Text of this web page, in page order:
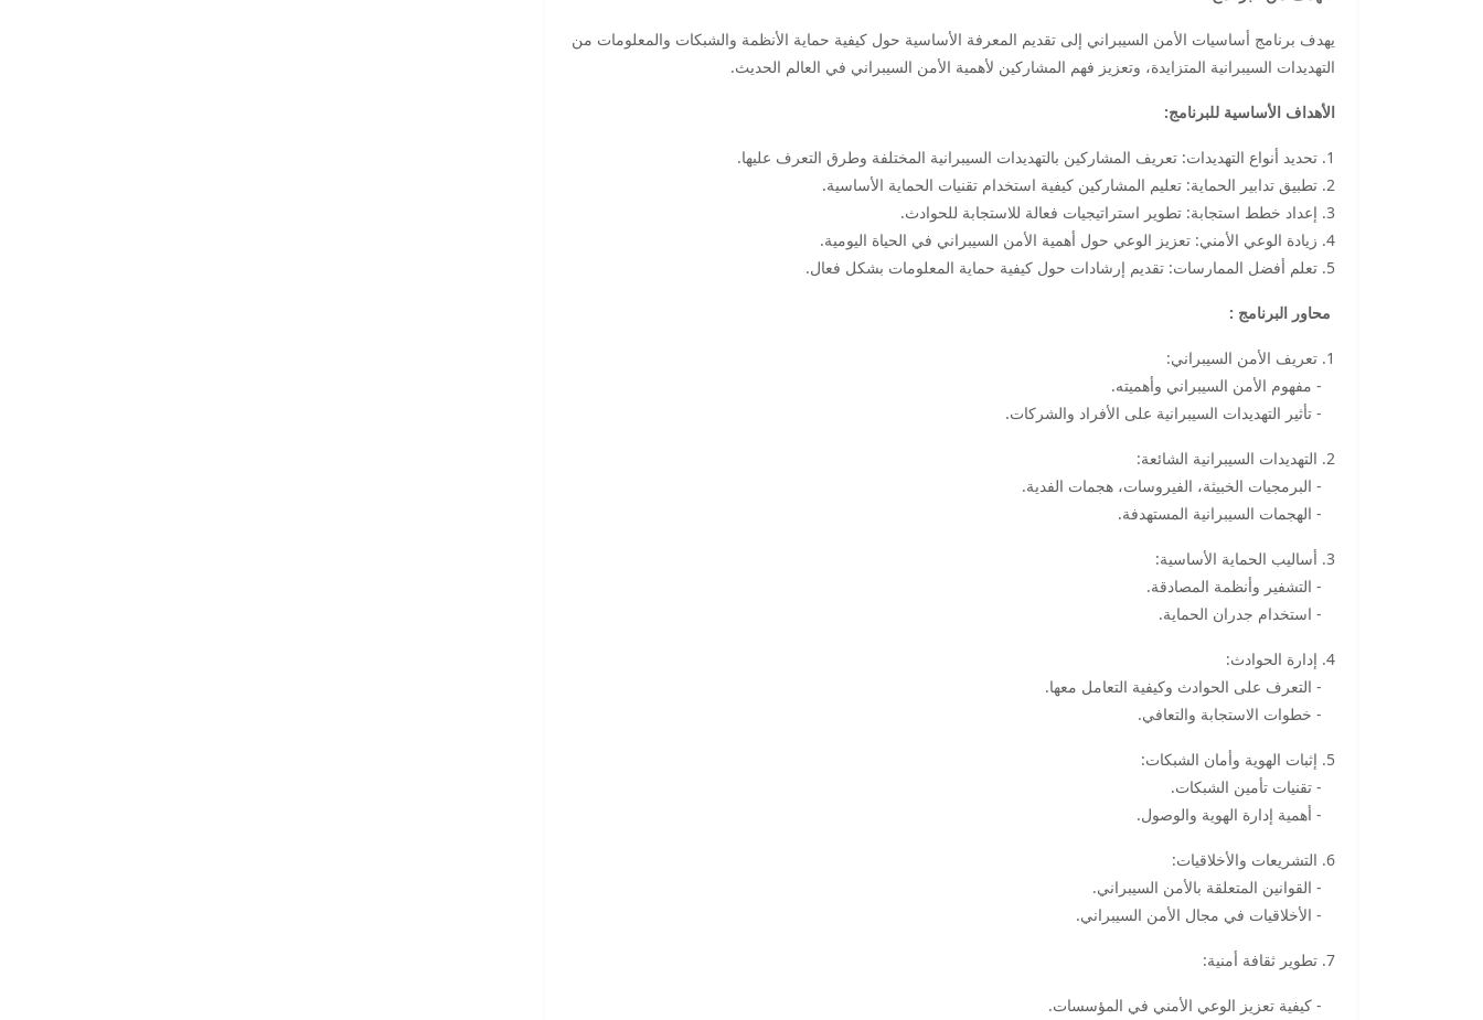
يهدف برنامج أساسيات الأمن السيبراني إلى تقديم المعرفة الأساسية حول كيفية حماية الأنظمة والشبكات والمعلومات من
التهديدات السيبرانية المتزايدة، وتعزيز فهم المشاركين لأهمية الأمن السيبراني في العالم الحديث.
الأهداف الأساسية للبرنامج:
1. تحديد أنواع التهديدات: تعريف المشاركين بالتهديدات السيبرانية المختلفة وطرق التعرف عليها.
2. تطبيق تدابير الحماية: تعليم المشاركين كيفية استخدام تقنيات الحماية الأساسية.
3. إعداد خطط استجابة: تطوير استراتيجيات فعالة للاستجابة للحوادث.
4. زيادة الوعي الأمني: تعزيز الوعي حول أهمية الأمن السيبراني في الحياة اليومية.
5. تعلم أفضل الممارسات: تقديم إرشادات حول كيفية حماية المعلومات بشكل فعال.
محاور البرنامج :
1. تعريف الأمن السيبراني:
- مفهوم الأمن السيبراني وأهميته.
- تأثير التهديدات السيبرانية على الأفراد والشركات.
2. التهديدات السيبرانية الشائعة:
- البرمجيات الخبيثة، الفيروسات، هجمات الفدية.
- الهجمات السيبرانية المستهدفة.
3. أساليب الحماية الأساسية:
- التشفير وأنظمة المصادقة.
- استخدام جدران الحماية.
4. إدارة الحوادث:
- التعرف على الحوادث وكيفية التعامل معها.
- خطوات الاستجابة والتعافي.
5. إثبات الهوية وأمان الشبكات:
- تقنيات تأمين الشبكات.
- أهمية إدارة الهوية والوصول.
6. التشريعات والأخلاقيات:
- القوانين المتعلقة بالأمن السيبراني.
- الأخلاقيات في مجال الأمن السيبراني.
7. تطوير ثقافة أمنية:
- كيفية تعزيز الوعي الأمني في المؤسسات.